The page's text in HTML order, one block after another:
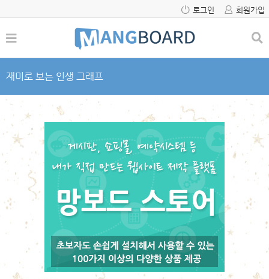
로그인 회원가입
재미로 보는 인생 그래프